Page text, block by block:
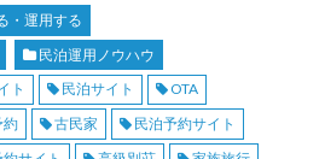
・運用する
民泊運用ノウハウ
ト
民泊サイト
OTA
約 古民家
民泊予約サイト